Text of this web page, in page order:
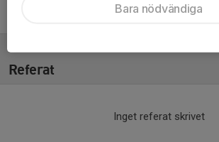
Tränare
Referat
Inget referat skrivet
Bara nödvändiga